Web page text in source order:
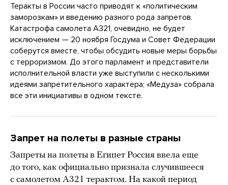
Теракты в России часто приводят к «политическим
заморозкам» и введению разного рода запретов.
Катастрофа самолета А321, очевидно, не будет
исключением — 20 ноября Госдума и Совет Федерации
соберутся вместе, чтобы обсудить новые меры борьбы
с терроризмом. До этого парламент и представители
исполнительной власти уже выступили с несколькими
идеями запретительного характера; «Медуза» собрала
все эти инициативы в одном тексте.
Запрет на полеты в разные страны
Запреты на полеты в Египет Россия ввела еще
до того, как официально признала случившееся
с самолетом А321 терактом. На какой период